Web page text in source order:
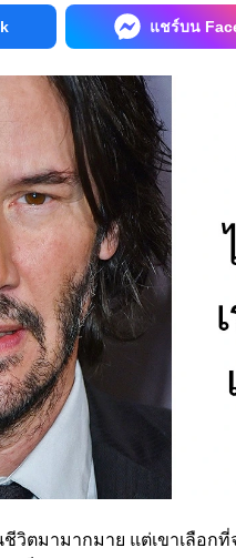
แชร์บน
วิตมามากมาย แต่เขาเลือก